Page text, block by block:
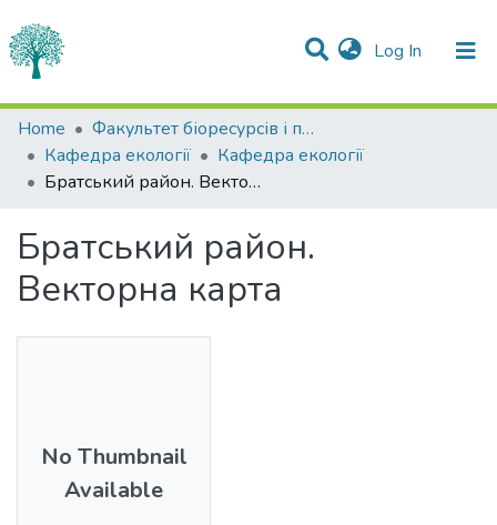
Log In (current)
Statistics
Communities & Collections
Home
Факультет біоресурсів і природокористування
Кафедра екології
Кафедра екології
Братський район. Векторна карта
Братський район.
Векторна карта
No Thumbnail
Available